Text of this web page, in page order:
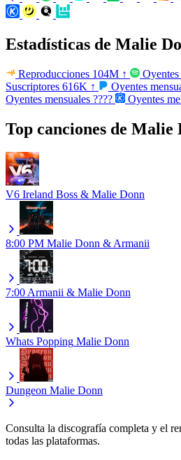
Estadísticas de Malie
Reproducciones 104M ↑ Oyentes
Suscriptores 616K ↑ Oyentes
Oyentes mensuales ???? Oyentes
Top canciones de Malie
V6 Ireland Boss & Malie Donn
8:00 PM Malie Donn & Armanii
7:00Armanii & Malie Donn
Whats Popping Malie Donn
Dungeon Malie Donn
Consulta la discografía completa y el
todas las plataformas.